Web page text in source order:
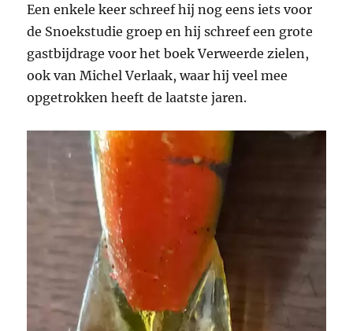
Een enkele keer schreef hij nog eens iets voor
de Snoekstudie groep en hij schreef een grote
gastbijdrage voor het boek Verweerde zielen,
ook van Michel Verlaak, waar hij veel mee
opgetrokken heeft de laatste jaren.